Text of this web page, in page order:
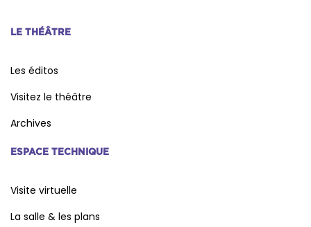
LE THÉÂTRE
Les éditos
Visitez le théâtre
Archives
ESPACE TECHNIQUE
Visite virtuelle
La salle & les plans